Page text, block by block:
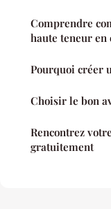
Comprendre
haute teneur en
Pourquoi créer
Choisir le bon
Rencontrez
gratuitement